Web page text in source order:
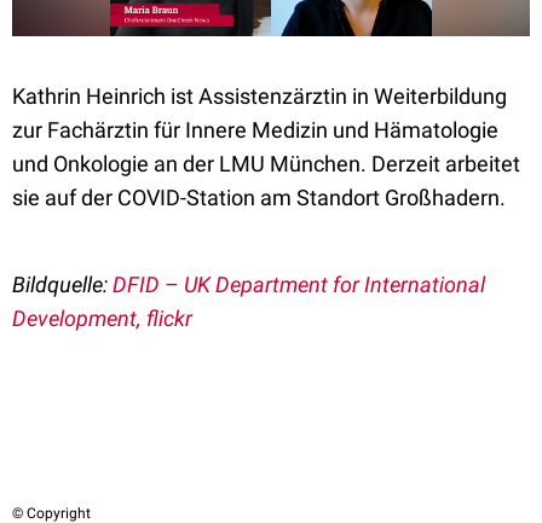
Kathrin Heinrich ist Assistenzärztin in Weiterbildung
zur Fachärztin für Innere Medizin und Hämatologie
und Onkologie an der LMU München. Derzeit arbeitet
sie auf der COVID-Station am Standort Großhadern.
Bildquelle:DFID – UK Department for International
Development, flickr
© Copyright